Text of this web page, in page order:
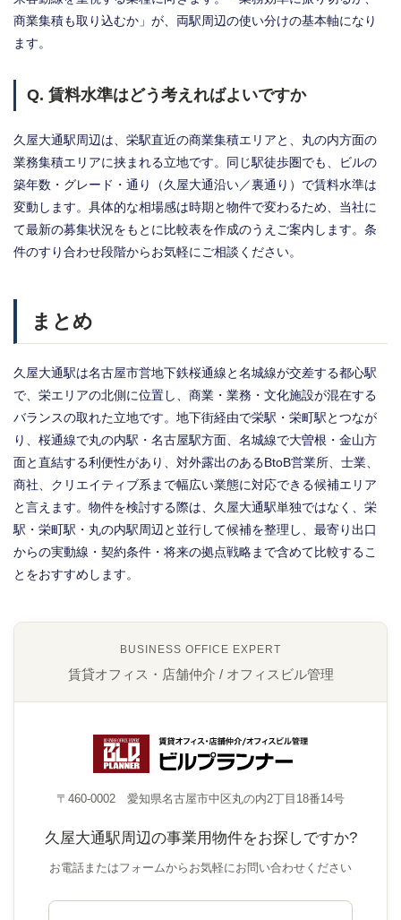
商業集積も取り込むか」が、両駅周辺の使い分けの基本軸になり
ます。
Q. 賃料水準はどう考えればよいですか
久屋大通駅周辺は、栄駅直近の商業集積エリアと、丸の内方面の
業務集積エリアに挟まれる立地です。同じ駅徒歩圏でも、ビルの
築年数・グレード・通り（久屋大通沿い／裏通り）で賃料水準は
変動します。具体的な相場感は時期と物件で変わるため、当社に
て最新の募集状況をもとに比較表を作成のうえご案内します。条
件のすり合わせ段階からお気軽にご相談ください。
まとめ
久屋大通駅は名古屋市営地下鉄桜通線と名城線が交差する都心駅
で、栄エリアの北側に位置し、商業・業務・文化施設が混在する
バランスの取れた立地です。地下街経由で栄駅・栄町駅とつなが
り、桜通線で丸の内駅・名古屋駅方面、名城線で大曽根・金山方
面と直結する利便性があり、対外露出のあるBtoB営業所、士業、
商社、クリエイティブ系まで幅広い業態に対応できる候補エリア
と言えます。物件を検討する際は、久屋大通駅単独ではなく、栄
駅・栄町駅・丸の内駅周辺と並行して候補を整理し、最寄り出口
からの実動線・契約条件・将来の拠点戦略まで含めて比較するこ
とをおすすめします。
BUSINESS OFFICE EXPERT
賃貸オフィス・店舗仲介 / オフィスビル管理
〒460-0002 愛知県名古屋市中区丸の内2丁目18番14号
久屋大通駅周辺の事業用物件をお探しですか?
お電話またはフォームからお気軽にお問い合わせください